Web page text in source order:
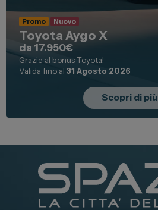
Promo Nuovo
Toyota Aygo X
da 17.950€
Grazie al bonus Toyota!
Valida fino al31 Agosto 2026
Scopri di più